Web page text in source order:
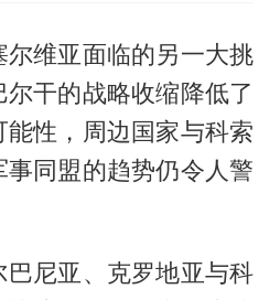
维亚面临的另一大挑
干的战略收缩降低了
性，周边国家与科索
同盟的趋势仍令人警
尼亚、克罗地亚与科